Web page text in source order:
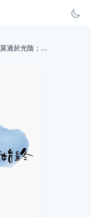
人生，最寶貴的莫過於光陰；人生，最璀璨的莫過於事業；人生，最快樂的莫過於奮鬥。